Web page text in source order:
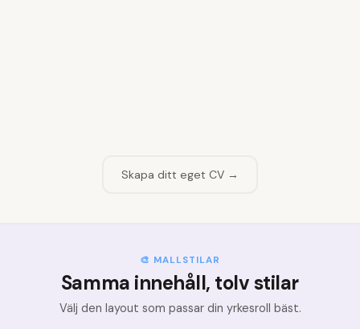
Skapa ditt eget CV →
🎨 MALLSTILAR
Samma innehåll, tolv stilar
Välj den layout som passar din yrkesroll bäst.